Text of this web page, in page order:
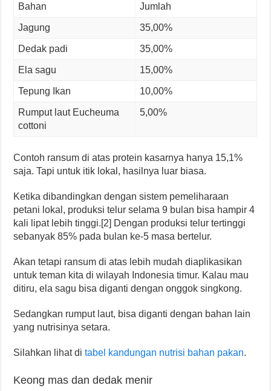
Bahan Jumlah
Jagung 35,00%
Dedak padi 35,00%
Ela sagu 15,00%
Tepung Ikan 10,00%
Rumput laut Eucheuma
cottoni
5,00%
Contoh ransum di atas protein kasarnya hanya 15,1%
saja. Tapi untuk itik lokal, hasilnya luar biasa.
Ketika dibandingkan dengan sistem pemeliharaan
petani lokal, produksi telur selama 9 bulan bisa hampir 4
kali lipat lebih tinggi.[2] Dengan produksi telur tertinggi
sebanyak 85% pada bulan ke-5 masa bertelur.
Akan tetapi ransum di atas lebih mudah diaplikasikan
untuk teman kita di wilayah Indonesia timur. Kalau mau
ditiru, ela sagu bisa diganti dengan onggok singkong.
Sedangkan rumput laut, bisa diganti dengan bahan lain
yang nutrisinya setara.
Silahkan lihat ditabel kandungan nutrisi bahan pakan.
Keong mas dan dedak menir